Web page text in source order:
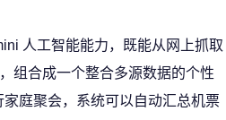
人工智能能力，既能从网上抓取
组合成一个整合多源数据的个性
庭聚会，系统可以自动汇总机票